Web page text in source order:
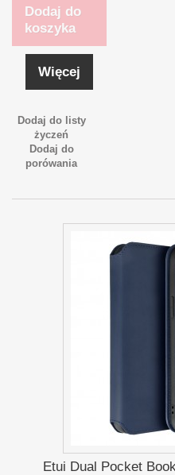
Dodaj do
koszyka
Więcej
Dodaj do listy
życzeń
Dodaj do
porówania
Etui Dual Pocket